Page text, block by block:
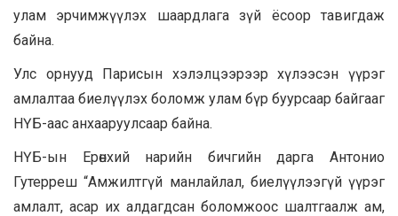
улам эрчимжүүлэх шаардлага зүй ёсоор тавигдаж
байна.
Улс орнууд Парисын хэлэлцээрээр хүлээсэн үүрэг
амлалтаа биелүүлэх боломж улам бүр буурсаар байгааг
НҮБ-аас анхааруулсаар байна.
НҮБ-ын Ерөнхий нарийн бичгийн дарга Антонио
Гутерреш “Амжилтгүй манлайлал, биелүүлээгүй үүрэг
амлалт, асар их алдагдсан боломжоос шалтгаалж ам,